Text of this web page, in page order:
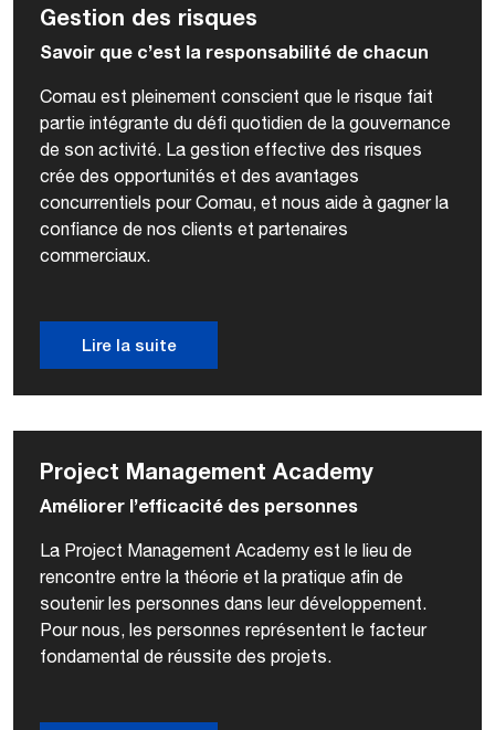
Gestion des risques
Savoir que c’est la responsabilité de chacun
Comau est pleinement conscient que le risque fait
partie intégrante du défi quotidien de la gouvernance
de son activité. La gestion effective des risques
crée des opportunités et des avantages
concurrentiels pour Comau, et nous aide à gagner la
confiance de nos clients et partenaires
commerciaux.
Lire la suite
Project Management Academy
Améliorer l’efficacité des personnes
La Project Management Academy est le lieu de
rencontre entre la théorie et la pratique afin de
soutenir les personnes dans leur développement.
Pour nous, les personnes représentent le facteur
fondamental de réussite des projets.